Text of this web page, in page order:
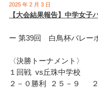
2025 年 2 月 3 日
【大会結果報告】中学女子
ー 第39回 白鳥杯バレー
〈決勝トーナメント〉
１回戦 vs丘珠中学校
２－０勝利 ２５－９